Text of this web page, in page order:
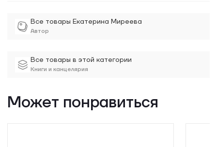
Все товары Екатерина Миреева
Автор
Все товары в этой категории
Книги и канцелярия
Может понравиться